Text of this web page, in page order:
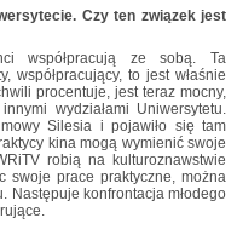
Czy ten związek jest
współpracują ze sobą. Ta
współpracujący, to jest właśnie
procentuje, jest teraz mocny,
wydziałami Uniwersytetu.
Silesia i pojawiło się tam
kina mogą wymienić swoje
robią na kulturoznawstwie
swoje prace praktyczne, można
Następuje konfrontacja młodego